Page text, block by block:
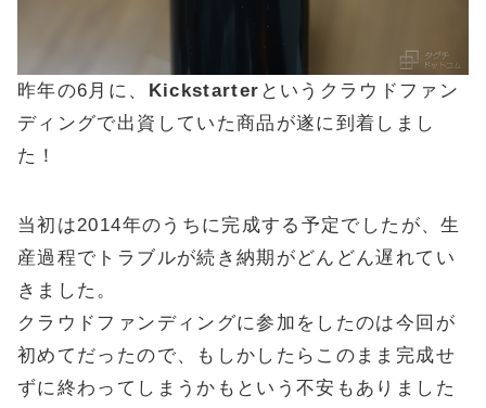
昨年の6月に、 Kickstarter というクラウドファン
ディングで出資していた商品が遂に到着しまし
た！
当初は2014年のうちに完成する予定でしたが、生
産過程でトラブルが続き納期がどんどん遅れてい
きました。
クラウドファンディングに参加をしたのは今回が
初めてだったので、もしかしたらこのまま完成せ
ずに終わってしまうかもという不安もありました